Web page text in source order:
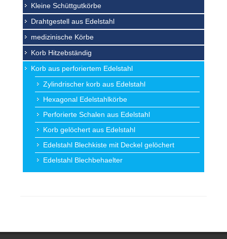
Kleine Schüttgutkörbe
Drahtgestell aus Edelstahl
medizinische Körbe
Korb Hitzebständig
Korb aus perforiertem Edelstahl
Zylindrischer korb aus Edelstahl
Hexagonal Edelstahlkörbe
Perforierte Schalen aus Edelstahl
Korb gelöchert aus Edelstahl
Edelstahl Blechkiste mit Deckel gelöchert
Edelstahl Blechbehaelter